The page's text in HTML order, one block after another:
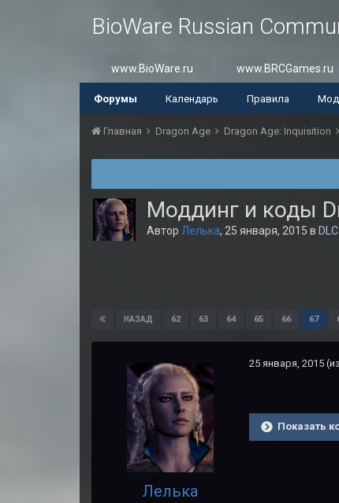
BioWare Russian
www.BioWare.ru www.BRCGames.ru
Форумы Календарь Правила
Главная Dragon Age Dragon Age: Inquisition
Моддинг и коды
Автор Лелька, 25 января, 2015 в DLC
НАЗАД 62 63 64 65 66 67
Лелька
25 января, 2015
Показать